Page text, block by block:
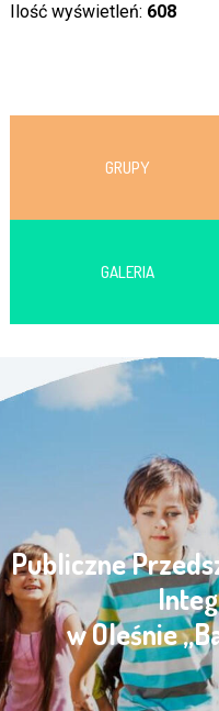
Ilość wyświetleń: 608
GRUPY
GALERIA
Publiczne
w Oleśnie